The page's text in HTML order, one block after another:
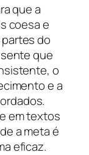
que a
coesa e
do
que
o
e a
em textos
a meta é
eficaz.